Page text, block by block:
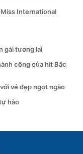
International
gái tương lai
công của hit Bắc
vẻ đẹp ngọt ngào
hào